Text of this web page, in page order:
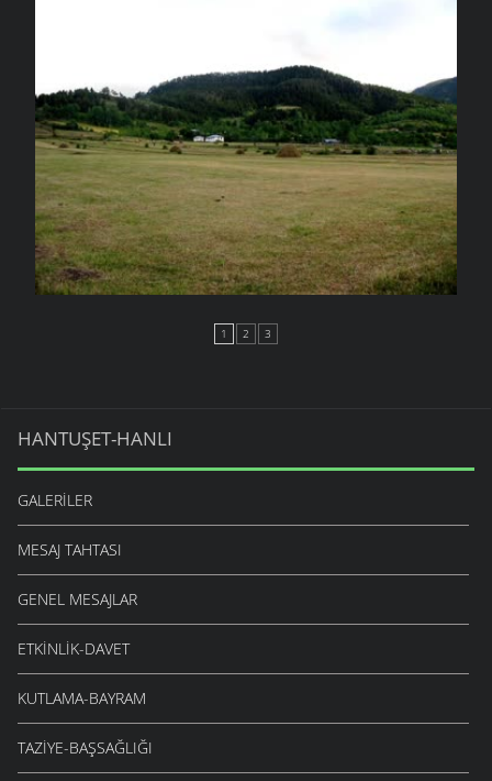
1 2 3
HANTUŞET-HANLI
GALERILER
MESAJ TAHTASI
GENEL MESAJLAR
ETKINLIK-DAVET
KUTLAMA-BAYRAM
TAZIYE-BAŞSAĞLIĞI